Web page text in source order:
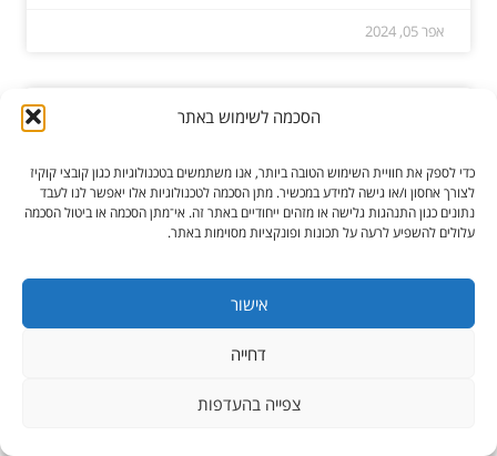
הסכמה לשימוש באתר
כדי לספק את חוויית השימוש הטובה ביותר, אנו משתמשים בטכנולוגיות כגון קובצי קוקיז
לצורך אחסון ו/או גישה למידע במכשיר. מתן הסכמה לטכנולוגיות אלו יאפשר לנו לעבד
נתונים כגון התנהגות גלישה או מזהים ייחודיים באתר זה. אי־מתן הסכמה או ביטול הסכמה
עלולים להשפיע לרעה על תכונות ופונקציות מסוימות באתר.
אישור
דחייה
צפייה בהעדפות
אפר 05, 2024
השקעה לטווח ארוך באיכות ובעמידות
של רהיטים מעוצבים לבית – למה זה
משתלם יותר ממה שחשבת